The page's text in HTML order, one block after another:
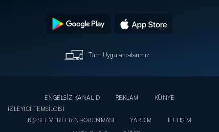
Tüm Uygulamalarımız
ENGELSİZ KANAL D REKLAM
KÜNYE
İZLEYİCİ TEMSİLCİSİ
KİŞİSEL VERİLERİN KORUNMASI
YARDIM
İLETİŞİM